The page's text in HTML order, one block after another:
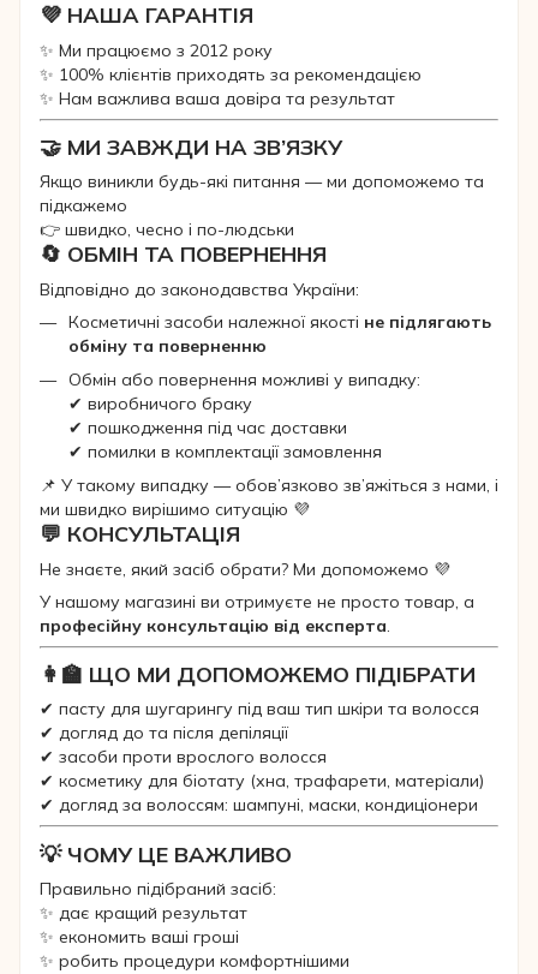
💜 НАША ГАРАНТІЯ
✨ Ми працюємо з 2012 року
✨ 100% клієнтів приходять за рекомендацією
✨ Нам важлива ваша довіра та результат
🤝 МИ ЗАВЖДИ НА ЗВ’ЯЗКУ
Якщо виникли будь-які питання — ми допоможемо та
підкажемо
👉 швидко, чесно і по-людськи
🔄 ОБМІН ТА ПОВЕРНЕННЯ
Відповідно до законодавства України:
Косметичні засоби належної якості не підлягають
обміну та поверненню
Обмін або повернення можливі у випадку:
✔ виробничого браку
✔ пошкодження під час доставки
✔ помилки в комплектації замовлення
📌 У такому випадку — обов’язково зв’яжіться з нами, і
ми швидко вирішимо ситуацію 💜
💬 КОНСУЛЬТАЦІЯ
Не знаєте, який засіб обрати? Ми допоможемо 💜
У нашому магазині ви отримуєте не просто товар, а
професійну консультацію від експерта.
👩‍🏫 ЩО МИ ДОПОМОЖЕМО ПІДІБРАТИ
✔ пасту для шугарингу під ваш тип шкіри та волосся
✔ догляд до та після депіляції
✔ засоби проти врослого волосся
✔ косметику для біотату (хна, трафарети, матеріали)
✔ догляд за волоссям: шампуні, маски, кондиціонери
💡 ЧОМУ ЦЕ ВАЖЛИВО
Правильно підібраний засіб:
✨ дає кращий результат
✨ економить ваші гроші
✨ робить процедури комфортнішими